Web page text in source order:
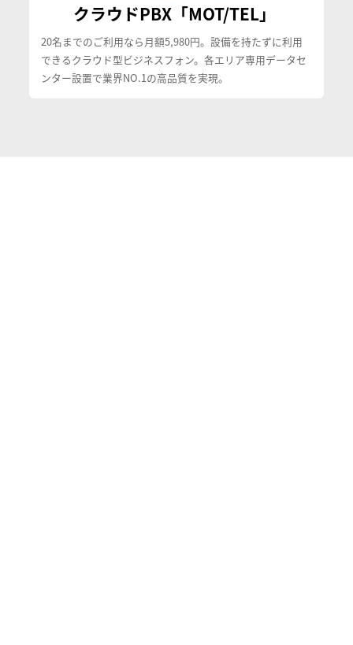
クラウドPBX「MOT/TEL」
20名までのご利用なら月額5,980円。設備を持たずに利用
できるクラウド型ビジネスフォン。各エリア専用データセ
ンター設置で業界NO.1の高品質を実現。